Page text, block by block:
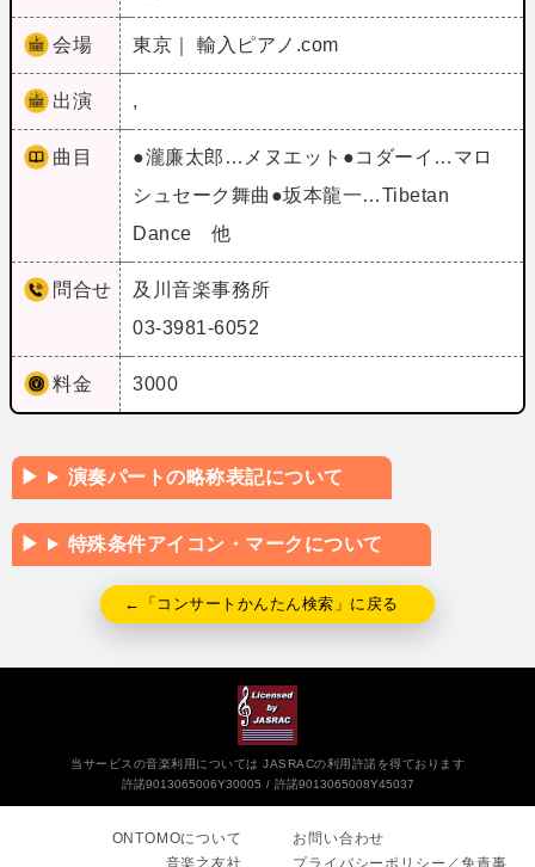
会場 東京｜ 輸入ピアノ.com
出演 ,
曲目
●瀧廉太郎…メヌエット●コダーイ…マロ
シュセーク舞曲●坂本龍一…Tibetan
Dance 他
問合せ
及川音楽事務所
03-3981-6052
料金 3000
演奏パートの略称表記について
特殊条件アイコン・マークについて
←「コンサートかんたん検索」に戻る
当サービスの音楽利用については JASRACの利用許諾を得ております
許諾9013065006Y30005
許諾9013065008Y45037
ONTOMOについて
音楽之友社
お問い合わせ
プライバシーポリシー／免責事